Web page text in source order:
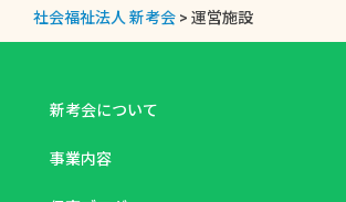
社会福祉法人 新考会 > 運営施設
新考会について
事業内容